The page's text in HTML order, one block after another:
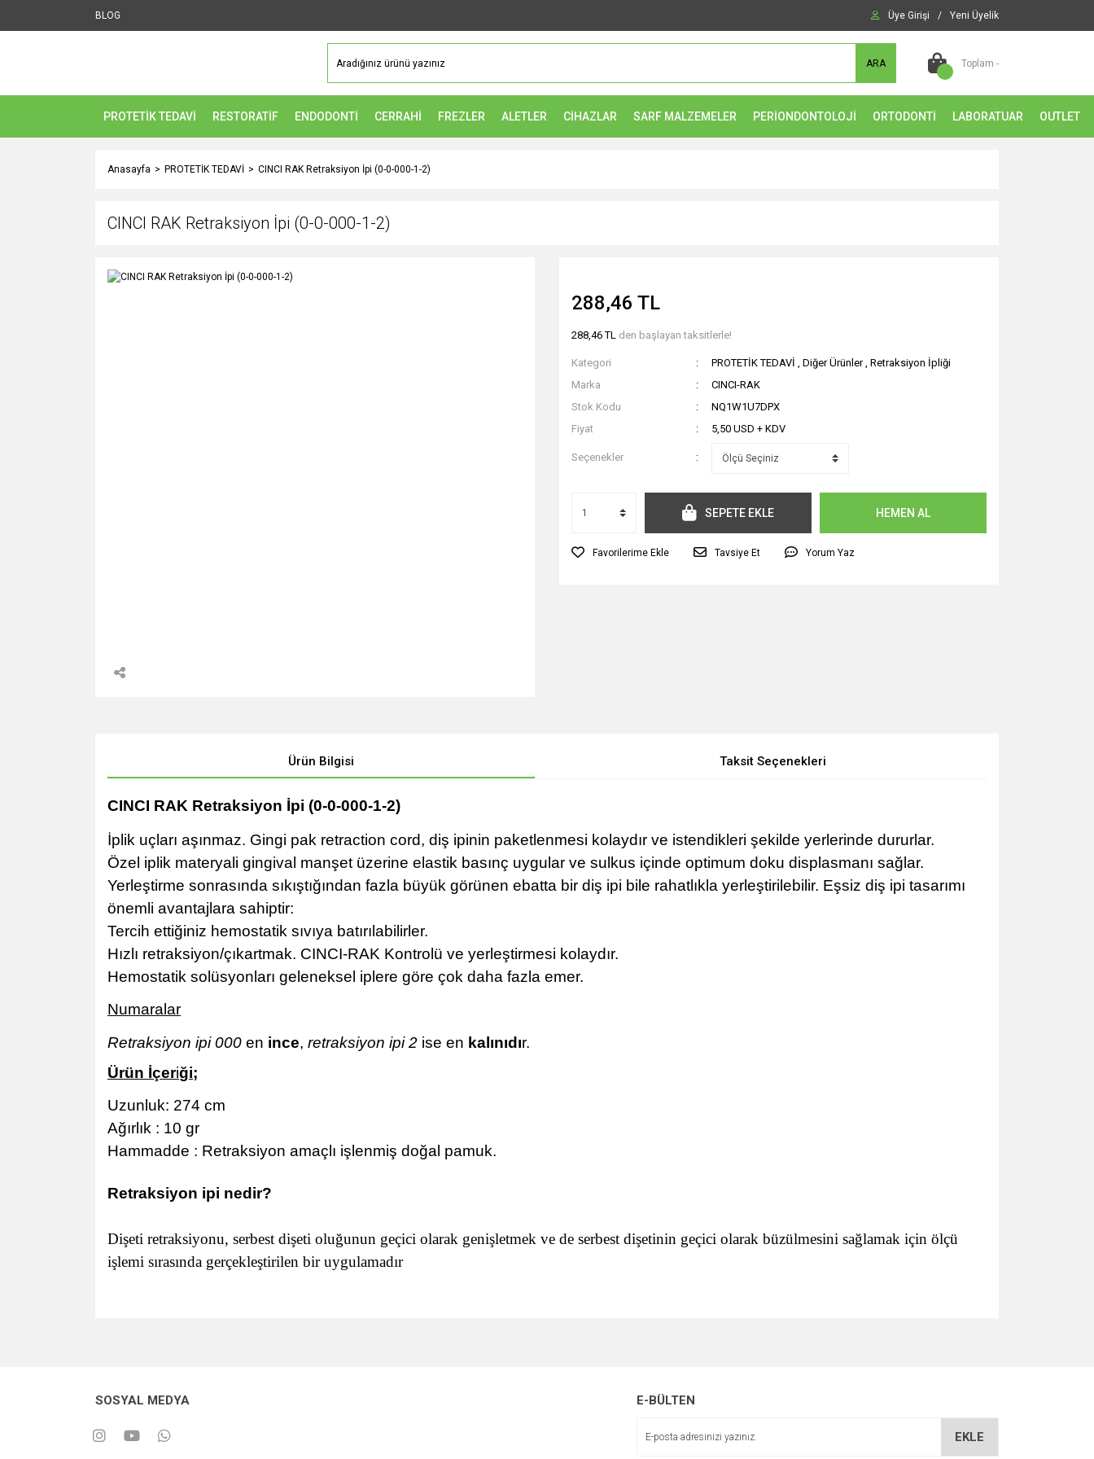
BLOG Üye Girişi / Yeni Üyelik
ARA Toplam -
PROTETİK TEDAVİ RESTORATİF ENDODONTİ CERRAHİ FREZLER ALETLER CİHAZLAR SARF MALZEMELER PERİONDONTOLOJİ ORTODONTİ LABORATUAR OUTLET
Anasayfa PROTETİK TEDAVİ CINCI RAK Retraksiyon İpi (0-0-000-1-2)
CINCI RAK Retraksiyon İpi (0-0-000-1-2)
288,46 TL
288,46 TL den başlayan taksitlerle!
Kategori PROTETİK TEDAVİ , Diğer Ürünler , Retraksiyon İpliği
Marka
CINCI-RAK
Stok Kodu
NQ1W1U7DPX
Fiyat
5,50 USD + KDV
Seçenekler
SEPETE EKLE HEMEN AL
Tavsiye Et Yorum Yaz
Ürün Bilgisi Taksit Seçenekleri
CINCI RAK Retraksiyon İpi (0-0-000-1-2)
İplik uçları aşınmaz. Gingi pak retraction cord, diş ipinin paketlenmesi kolaydır ve istendikleri şekilde yerlerinde dururlar.
Özel iplik materyali gingival manşet üzerine elastik basınç uygular ve sulkus içinde optimum doku displasmanı sağlar.
Yerleştirme sonrasında sıkıştığından fazla büyük görünen ebatta bir diş ipi bile rahatlıkla yerleştirilebilir. Eşsiz diş ipi tasarımı
önemli avantajlara sahiptir:
Tercih ettiğiniz hemostatik sıvıya batırılabilirler.
Hızlı retraksiyon/çıkartmak. CINCI-RAK Kontrolü ve yerleştirmesi kolaydır.
Hemostatik solüsyonları geleneksel iplere göre çok daha fazla emer.
Numaralar
Retraksiyon ipi 000 en ince, retraksiyon ipi 2 ise en kalınıdır.
Ürün İçeriği;
Uzunluk: 274 cm
Ağırlık : 10 gr
Hammadde : Retraksiyon amaçlı işlenmiş doğal pamuk.
Retraksiyon ipi nedir?
Dişeti retraksiyonu, serbest dişeti oluğunun geçici olarak genişletmek ve de serbest dişetinin geçici olarak büzülmesini sağlamak için ölçü
işlemi sırasında gerçekleştirilen bir uygulamadır
SOSYAL MEDYA E-BÜLTEN
EKLE